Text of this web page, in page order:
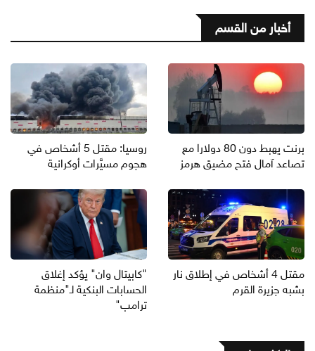
أخبار من القسم
برنت يهبط دون 80 دولارا مع
تصاعد آمال فتح مضيق هرمز
روسيا: مقتل 5 أشخاص في
هجوم مسيَّرات أوكرانية
مقتل 4 أشخاص في إطلاق نار
بشبه جزيرة القرم
"كابيتال وان" يؤكد إغلاق
الحسابات البنكية لـ"منظمة
ترامب"